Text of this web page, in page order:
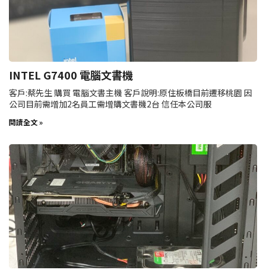
INTEL G7400 電腦文書機
客戶:蔡先生 購買 電腦文書主機 客戶說明:原住板橋目前遷移桃園 因
公司目前需增加2名員工需增購文書機2台 信任本公司服
閱讀全文 »